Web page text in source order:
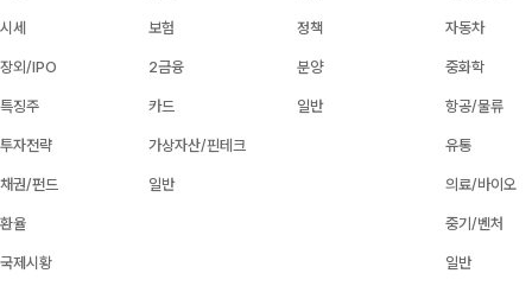
시세
장외/IPO
특징주
투자전략
채권/펀드
환율
국제시황
보험
2금융
카드
가상자산/핀테크
일반
정책
분양
일반
자동차
중화학
항공/물류
유통
의료/바이오
중기/벤처
일반